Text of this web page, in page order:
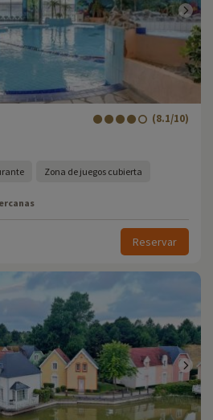
(8.1/10)
Zona de juegos cubierta
Reservar